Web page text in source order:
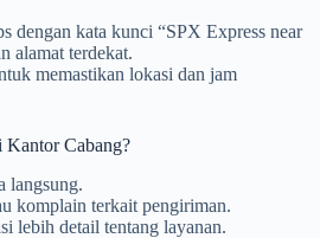
dengan kata kunci “SPX Express near
alamat terdekat.
memastikan lokasi dan jam
Cabang?
langsung.
komplain terkait pengiriman.
lebih detail tentang layanan.